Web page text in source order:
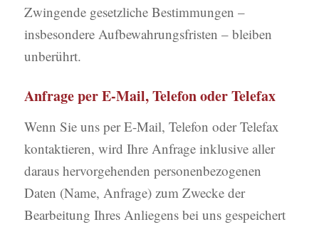
Zwingende gesetzliche Bestimmungen –
insbesondere Aufbewahrungsfristen – bleiben
unberührt.
Anfrage per E-Mail, Telefon oder Telefax
Wenn Sie uns per E-Mail, Telefon oder Telefax
kontaktieren, wird Ihre Anfrage inklusive aller
daraus hervorgehenden personenbezogenen
Daten (Name, Anfrage) zum Zwecke der
Bearbeitung Ihres Anliegens bei uns gespeichert